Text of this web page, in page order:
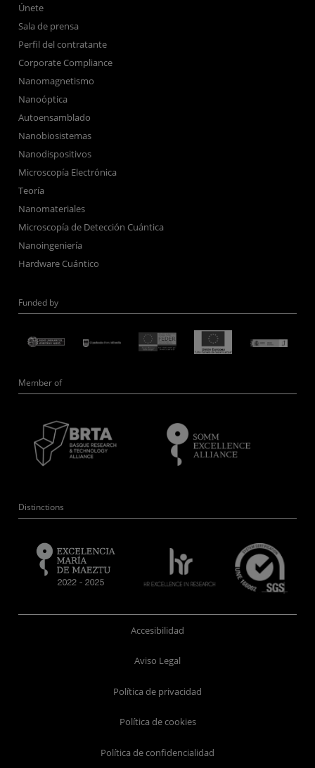
Únete
Sala de prensa
Perfil del contratante
Corporate Compliance
Nanomagnetismo
Nanoóptica
Autoensamblado
Nanobiosistemas
Nanodispositivos
Microscopía Electrónica
Teoría
Nanomateriales
Microscopía de Detección Cuántica
Nanoingeniería
Hardware Cuántico
Funded by
Member of
Distinctions
Accesibilidad
Aviso Legal
Política de privacidad
Política de cookies
Política de confidencialidad